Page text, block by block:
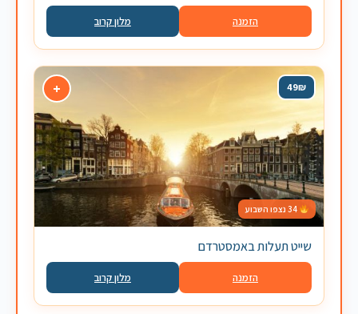
הזמנה מלון קרוב
+ 49₪
שייט תעלות באמסטרדם
הזמנה מלון קרוב